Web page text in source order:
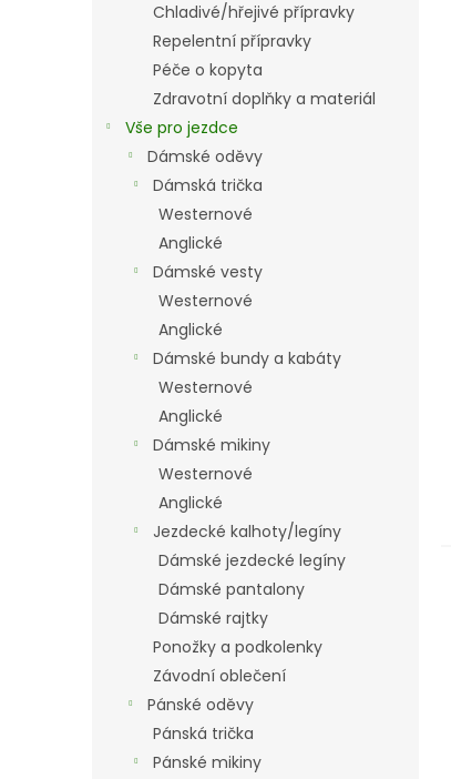
Chladivé/hřejivé přípravky
Repelentní přípravky
Péče o kopyta
Zdravotní doplňky a materiál
Vše pro jezdce
Dámské oděvy
Dámská trička
Westernové
Anglické
Dámské vesty
Westernové
Anglické
Dámské bundy a kabáty
Westernové
Anglické
Dámské mikiny
Westernové
Anglické
Jezdecké kalhoty/legíny
Dámské jezdecké legíny
Dámské pantalony
Dámské rajtky
Ponožky a podkolenky
Závodní oblečení
Pánské oděvy
Pánská trička
Pánské mikiny